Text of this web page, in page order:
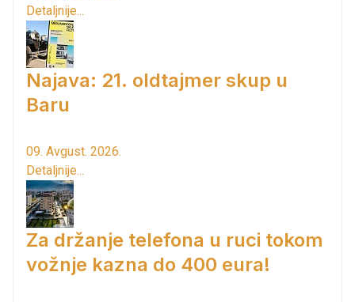
Detaljnije...
Najava: 21. oldtajmer skup u
Baru
09. Avgust. 2026.
Detaljnije...
Za držanje telefona u ruci tokom
vožnje kazna do 400 eura!